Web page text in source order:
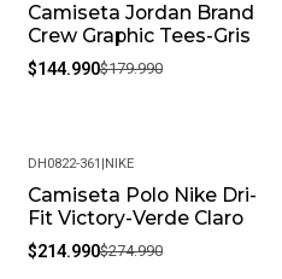
-19%
Camiseta Jordan Brand
Crew Graphic Tees-Gris
$144.990$179.990
-22%
DH0822-361 NIKE
Camiseta Polo Nike Dri-
Fit Victory-Verde Claro
$214.990$274.990